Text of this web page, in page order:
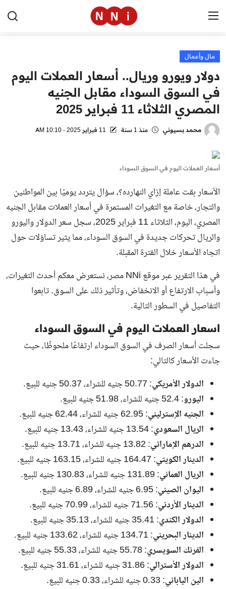
الرئيسية
اخبار مصر
العالم
الرياضة
مال وأعمال
تقنية
التعليم
منوعات
مال وأعمال
دولار ويورو وريال.. أسعار العملات اليوم
في السوق السوداء مقابل الجنيه
المصري الثلاثاء 11 فبراير 2025
محمد بسيوني منذ 1 سنة 11 فبراير 2025 - 10:10 AM
أسعار العملات اليوم في السوق السوداء
الأسعار بقت عاملة إزاي النهارده؟، سؤال يتردد يوميًا بين المواطنين
والتجار، خاصة مع التغيرات المستمرة في أسعار العملات مقابل الجنيه
المصري، اليوم، الثلاثاء 11 فبراير 2025، سجل سعر الدولار واليورو
والريال تحركات جديدة في السوق السوداء، مما يثير تساؤلات حول
اتجاه الأسعار خلال الفترة المقبلة.
في هذا التقرير عبر موقع NNi مصر، نستعرض معكم أحدث التغيرات،
وأسباب الارتفاع أو الانخفاض، وتأثير ذلك على السوق. تابعوا
التفاصيل في السطور التالية.
اسعار العملات اليوم في السوق السوداء
سجلت أسعار الصرف في السوق السوداء ارتفاعًا ملحوظًا، حيث
جاءت الأسعار كالتالي:
الدولار الأمريكي: 50.77 جنيه للشراء، 50.37 جنيه للبيع.
اليورو: 52.4 جنيه للشراء، 51.98 جنيه للبيع.
الجنيه الإسترليني: 62.95 جنيه للشراء، 62.44 جنيه للبيع.
الريال السعودي: 13.54 جنيه للشراء، 13.43 جنيه للبيع.
الدرهم الإماراتي: 13.82 جنيه للشراء، 13.71 جنيه للبيع.
الدينار الكويتي: 164.47 جنيه للشراء، 163.15 جنيه للبيع.
الريال العماني: 131.89 جنيه للشراء، 130.83 جنيه للبيع.
اليوان الصيني: 6.95 جنيه للشراء، 6.89 جنيه للبيع.
الدينار الأردني: 71.56 جنيه للشراء، 70.99 جنيه للبيع.
الدولار الكندي: 35.41 جنيه للشراء، 35.13 جنيه للبيع.
الدينار البحريني: 134.71 جنيه للشراء، 133.62 جنيه للبيع.
الفرنك السويسري: 55.78 جنيه للشراء، 55.33 جنيه للبيع.
الدولار الأسترالي: 31.86 جنيه للشراء، 31.61 جنيه للبيع.
الين الياباني: 0.33 جنيه للشراء، 0.33 جنيه للبيع.